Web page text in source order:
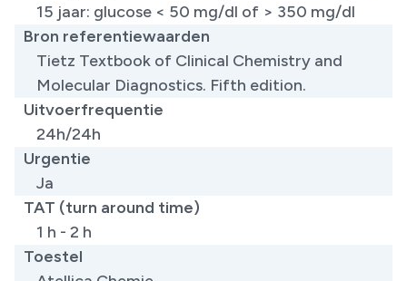
15 jaar: glucose < 50 mg/dl of > 350 mg/dl
Bron referentiewaarden
Tietz Textbook of Clinical Chemistry and
Molecular Diagnostics. Fifth edition. ​
Uitvoerfrequentie
24h/24h
Urgentie
Ja
TAT (turn around time)
1 h - 2 h
Toestel